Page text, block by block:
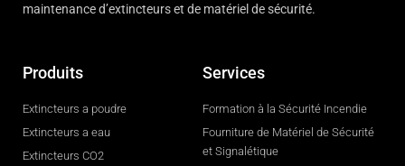
maintenance d’extincteurs et de matériel de sécurité.
Produits
Extincteurs a poudre
Extincteurs a eau
Extincteurs CO2
Services
Formation à la Sécurité Incendie
Fourniture de Matériel de Sécurité
et Signalétique